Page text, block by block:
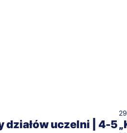
działów uczelni | 4-5